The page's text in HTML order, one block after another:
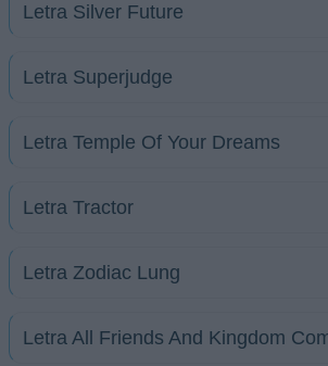
Letra Silver Future
Letra Superjudge
Letra Temple Of Your Dreams
Letra Tractor
Letra Zodiac Lung
Letra All Friends And Kingdom